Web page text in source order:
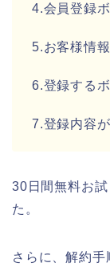
4.会員登録
5.お客様情
6.登録する
7.登録内容
30日間無料お
た。
さらに、解約手